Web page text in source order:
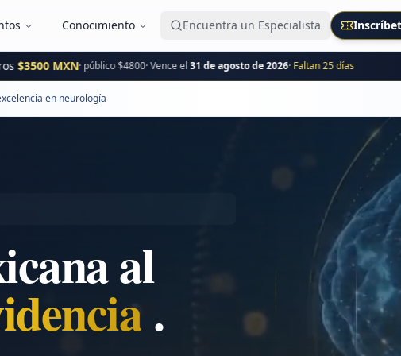
Conocimiento Encuentra un Especialista
MXN· público $4800· Vence el31 de agosto de 2026· Faltan 25días
en neurología
al